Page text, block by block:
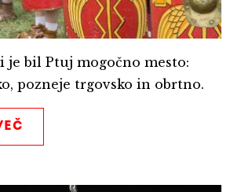
je bil Ptuj mogočno mesto:
pozneje trgovsko in obrtno.